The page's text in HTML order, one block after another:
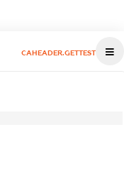
CAHEADER.GETTEST